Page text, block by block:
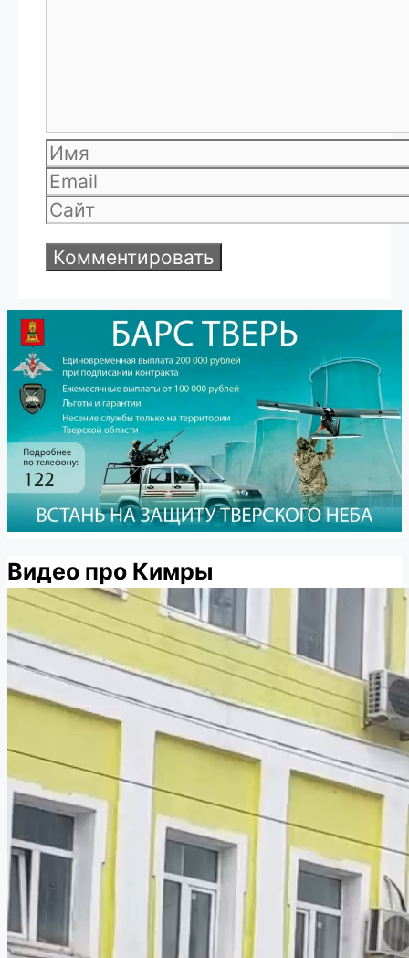
Имя
Email
Сайт
Видео про Кимры